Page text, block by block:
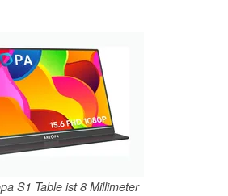
S1 Table ist 8 Millimeter